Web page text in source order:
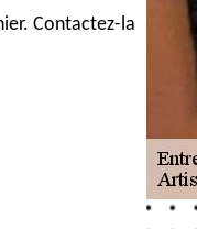
Contactez-la